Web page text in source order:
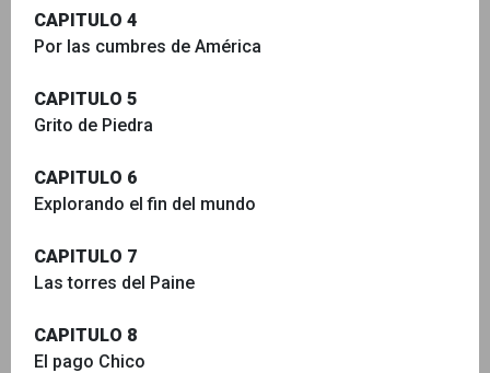
CAPITULO 4
Por las cumbres de América
CAPITULO 5
Grito de Piedra
CAPITULO 6
Explorando el fin del mundo
CAPITULO 7
Las torres del Paine
CAPITULO 8
El pago Chico